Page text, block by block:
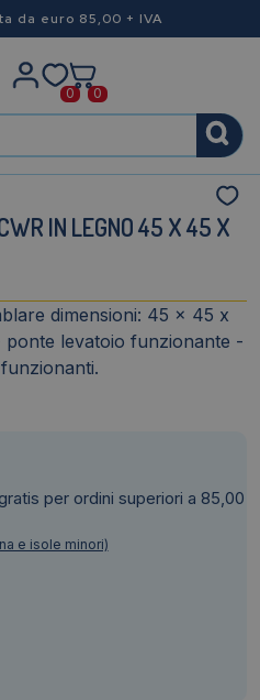
da euro 85,00 + IVA
0 0
IN LEGNO 45 X 45 X
dimensioni: 45 x 45 x
ponte levatoio funzionante -
per ordini superiori a 85,00
e isole minori)